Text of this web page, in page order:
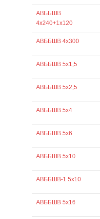
АВББШВ
4х240+1х120
АВББШВ 4х300
АВББШВ 5х1,5
АВББШВ 5х2,5
АВББШВ 5х4
АВББШВ 5х6
АВББШВ 5х10
АВББШВ-1 5х10
АВББШВ 5х16